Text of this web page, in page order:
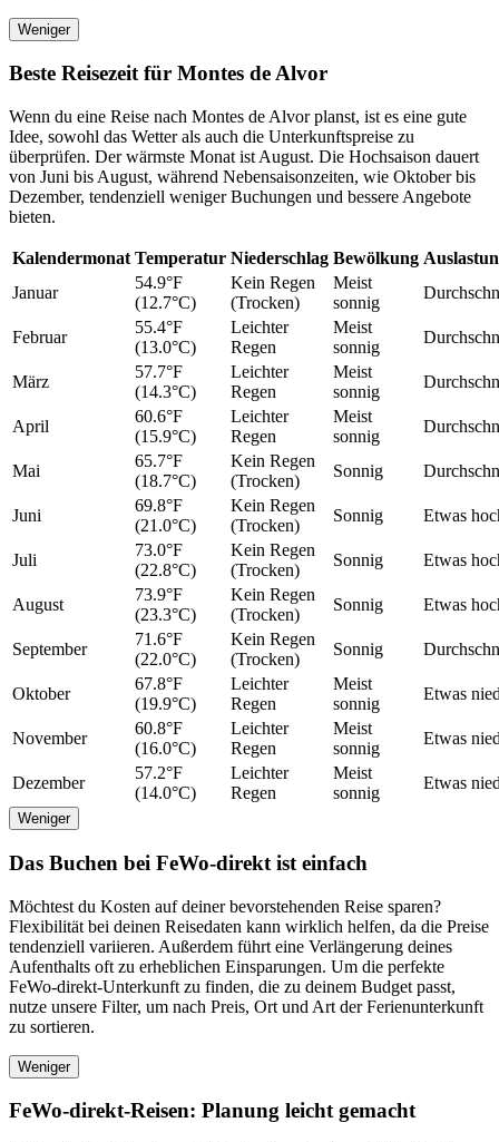
Weniger
Beste Reisezeit für Montes de Alvor
Wenn du eine Reise nach Montes de Alvor planst, ist es eine gute
Idee, sowohl das Wetter als auch die Unterkunftspreise zu
überprüfen. Der wärmste Monat ist August. Die Hochsaison dauert
von Juni bis August, während Nebensaisonzeiten, wie Oktober bis
Dezember, tendenziell weniger Buchungen und bessere Angebote
bieten.
Kalendermonat Temperatur Niederschlag Bewölkung
Januar
54.9°F
(12.7°C)
Kein Regen
(Trocken)
Meist
sonnig
Februar
55.4°F
(13.0°C)
Leichter
Regen
Meist
sonnig
März
57.7°F
(14.3°C)
Leichter
Regen
Meist
sonnig
April
60.6°F
(15.9°C)
Leichter
Regen
Meist
sonnig
Mai
65.7°F
(18.7°C)
Kein Regen
(Trocken)
Sonnig
Juni
69.8°F
(21.0°C)
Kein Regen
(Trocken)
Sonnig Etwas
Juli
73.0°F
(22.8°C)
Kein Regen
(Trocken)
Sonnig Etwas
August
73.9°F
(23.3°C)
Kein Regen
(Trocken)
Sonnig Etwas
September
71.6°F
(22.0°C)
Kein Regen
(Trocken)
Sonnig
Oktober
67.8°F
(19.9°C)
Leichter
Regen
Meist
sonnig
Etwas
November
60.8°F
(16.0°C)
Leichter
Regen
Meist
sonnig
Etwas
Dezember
57.2°F
(14.0°C)
Leichter
Regen
Meist
sonnig
Etwas
Weniger
Das Buchen bei FeWo-direkt ist einfach
Möchtest du Kosten auf deiner bevorstehenden Reise sparen?
Flexibilität bei deinen Reisedaten kann wirklich helfen, da die Preise
tendenziell variieren. Außerdem führt eine Verlängerung deines
Aufenthalts oft zu erheblichen Einsparungen. Um die perfekte
FeWo-direkt-Unterkunft zu finden, die zu deinem Budget passt,
nutze unsere Filter, um nach Preis, Ort und Art der Ferienunterkunft
zu sortieren.
Weniger
FeWo-direkt-Reisen: Planung leicht gemacht